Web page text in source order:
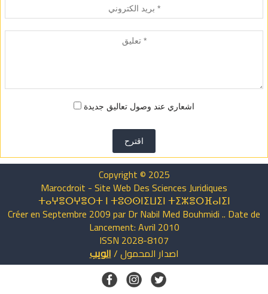
اشعاري عند وصول تعاليق جديدة
اقترح
Copyright © 2025
Marocdroit - Site Web Des Sciences Juridiques
ⵜⴰⵖⴻⵔⵖⴻⵔⵜ ⵏ ⵜⵓⵙⵙⵏⵉⵡⵉⵏ ⵜⵉⵣⴻⵔⴼⴰⵏⵉⵏ
Créer en Septembre 2009 par Dr Nabil Med Bouhmidi .. Date de
Lancement: Avril 2010
ISSN 2028-8107
اصدار المحمول/الويب